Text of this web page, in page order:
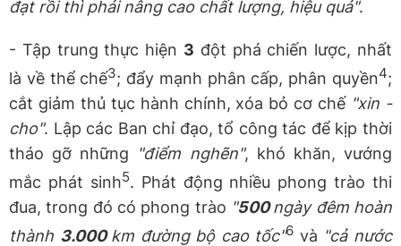
đạt rồi thì phải nâng cao chất lượng, hiệu quả".
- Tập trung thực hiện 3 đột phá chiến lược, nhất
là về thể chế3; đẩy mạnh phân cấp, phân quyền4;
cắt giảm thủ tục hành chính, xóa bỏ cơ chế "xin -
cho". Lập các Ban chỉ đạo, tổ công tác để kịp thời
tháo gỡ những
"điểm nghẽn", khó khăn, vướng
mắc phát sinh5. Phát động nhiều phong trào thi
đua, trong đó có phong trào "500 ngày đêm hoàn
thành 3.000 km đường bộ cao tốc"6 và "cả nước